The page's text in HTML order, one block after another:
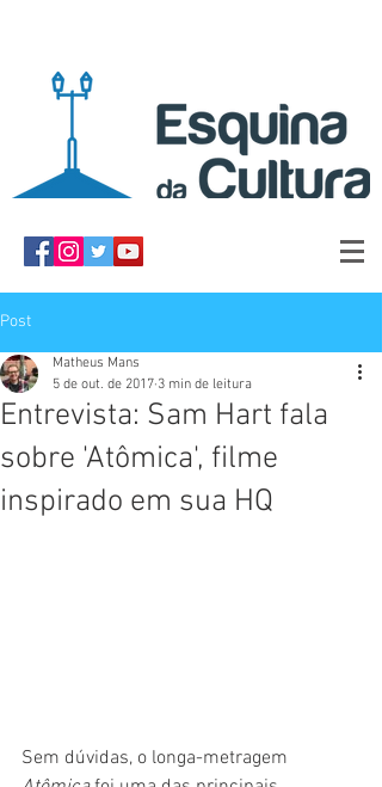
Post
Entrevista: Sam Hart fala
sobre 'Atômica', filme
inspirado em sua HQ
Matheus Mans
5 de out. de 2017 3 min de leitura
Sem dúvidas, o longa-metragem